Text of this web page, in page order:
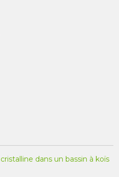
dans un bassin à koïs